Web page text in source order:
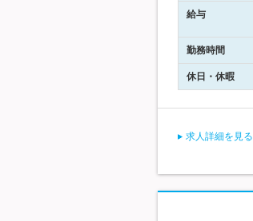
給与
勤務時間
休日・休暇
求人詳細を見る